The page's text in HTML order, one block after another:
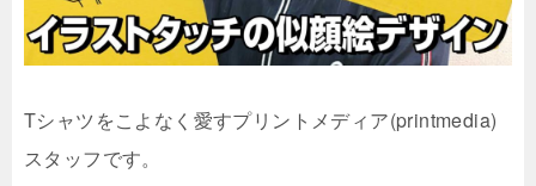
Tシャツをこよなく愛すプリントメディア(printmedia)
スタッフです。